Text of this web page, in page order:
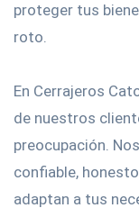
proteger tus
roto.
En Cerrajeros
de nuestros
preocupación.
confiable,
adaptan a tus